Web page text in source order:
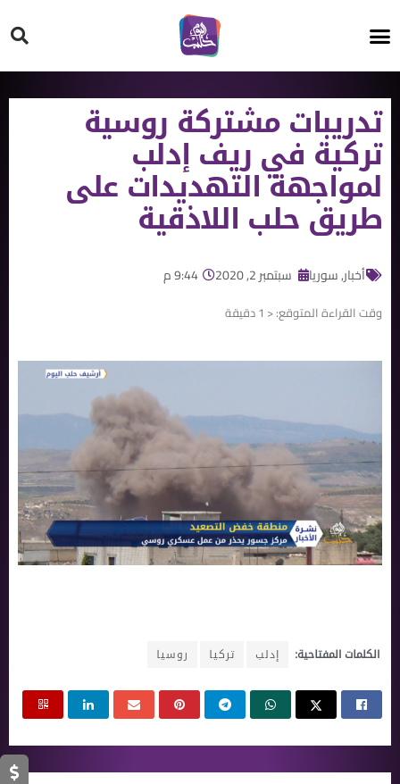
تدريبات مشتركة روسية
تركية في ريف إدلب
لمواجهة التهديدات على
طريق حلب اللاذقية
أخبار,سوريا سبتمبر 2, 2020 9:44 م
وقت القراءة المتوقع:< 1 دقيقة
الكلمات المفتاحية: إدلب تركيا روسيا